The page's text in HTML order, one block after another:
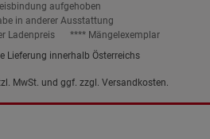
aufgehoben
in anderer Ausstattung
Ladenpreis
**** Mängelexemplar
Lieferung innerhalb Österreichs
MwSt. und ggf. zzgl. Versandkosten.